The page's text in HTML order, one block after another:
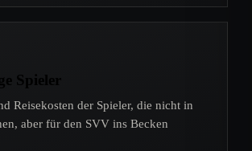
Spieler
Reisekosten der Spieler, die nicht in
aber für den SVV ins Becken